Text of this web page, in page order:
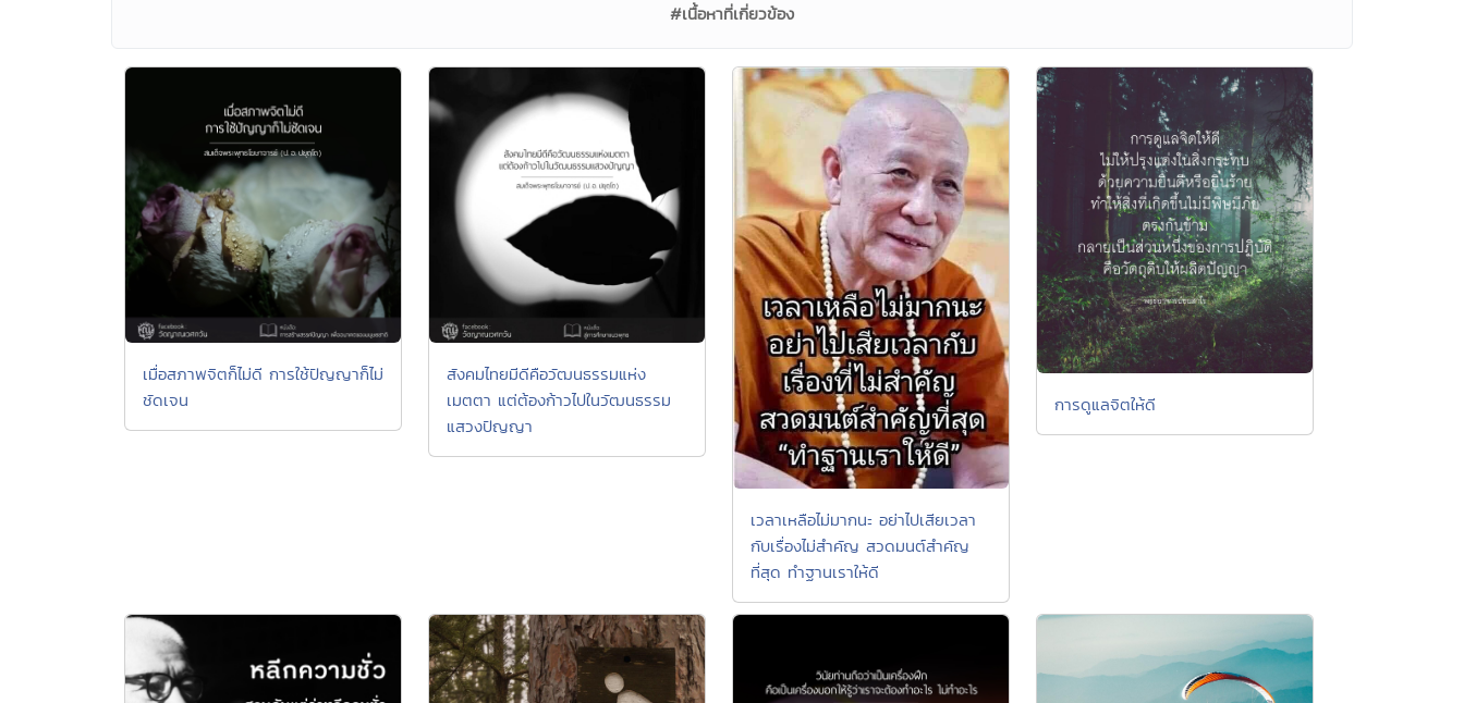
#เนื้อหาที่เกี่ยวข้อง
เมื่อสภาพจิตก็ไม่ดี การใช้ปัญญาก็ไม่
ชัดเจน
สังคมไทยมีดีคือวัฒนธรรมแห่ง
เมตตา แต่ต้องก้าวไปในวัฒนธรรม
แสวงปัญญา
เวลาเหลือไม่มากนะ อย่าไปเสียเวลา
กับเรื่องไม่สำคัญ สวดมนต์สำคัญ
ที่สุด ทำฐานเราให้ดี
การดูแลจิตให้ดี